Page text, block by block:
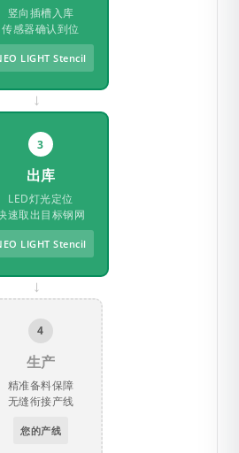
竖向插槽入库
传感器确认到位
LIGHT Stencil
→
3
出库
LED灯光定位
速取出目标钢网
LIGHT Stencil
→
4
生产
精准备料保障
无缝衔接产线
您的产线